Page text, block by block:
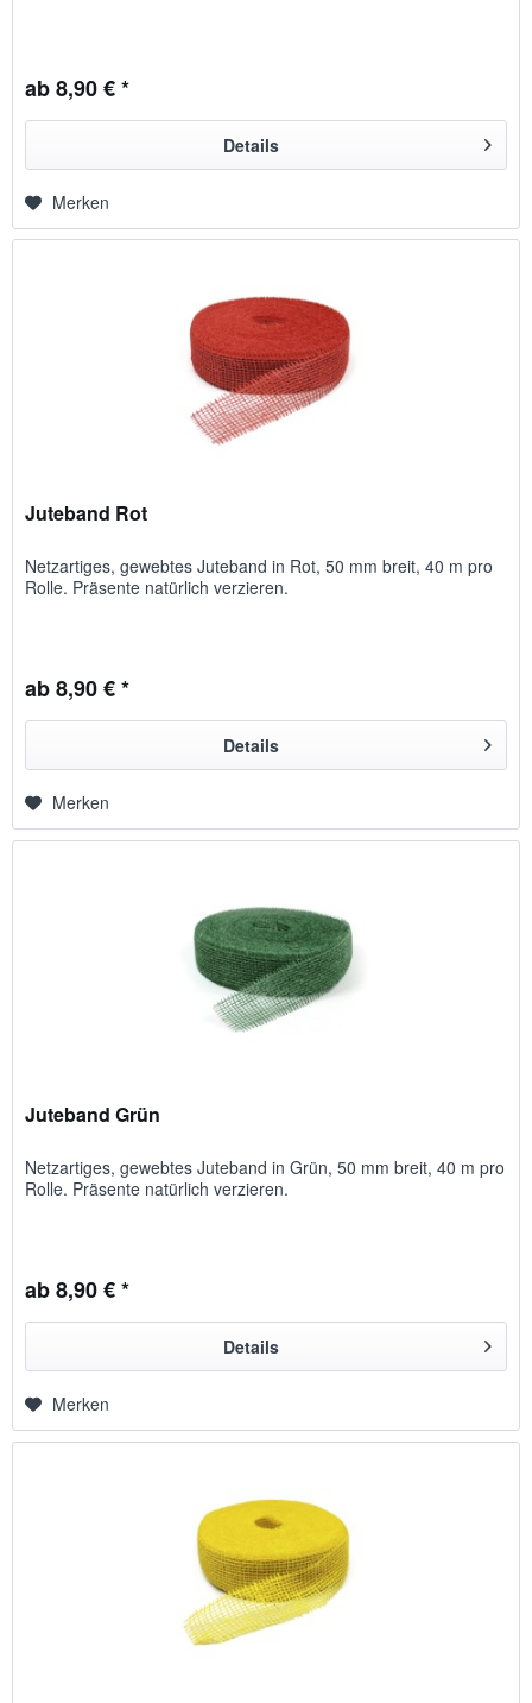
ab 8,90 € *
Details
Merken
Juteband Rot
Netzartiges, gewebtes Juteband in Rot, 50 mm breit, 40 m pro
Rolle. Präsente natürlich verzieren.
ab 8,90 € *
Details
Merken
Juteband Grün
Netzartiges, gewebtes Juteband in Grün, 50 mm breit, 40 m pro
Rolle. Präsente natürlich verzieren.
ab 8,90 € *
Details
Merken